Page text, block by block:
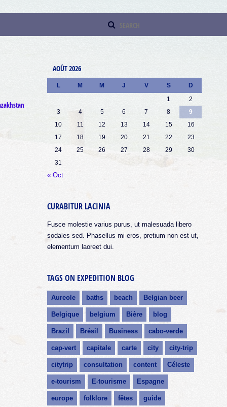
AOÛT 2026
L M M J V S
D
1
2
3
4 5 6 7 8
9
10
11 12 13 14 15
16
17
18 19 20 21 22
23
24
25 26 27 28 29
30
31
« Oct
CURABITUR LACINIA
Fusce molestie varius purus, ut malesuada libero
sodales sed. Phasellus mi eros, pretium non est ut,
elementum laoreet dui.
TAGS ON EXPEDITION BLOG
Aureole baths beach Belgian beer
Belgique belgium Bière blog
Brazil Brésil Business cabo-verde
cap-vert capitale carte city city-trip
citytrip consultation content Céleste
e-tourism E-tourisme Espagne
europe folklore fêtes guide